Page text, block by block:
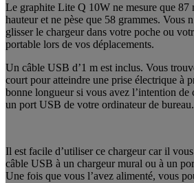
Le graphite Lite Q 10W ne mesure que 87
hauteur et ne pèse que 58 grammes. Vous
glisser le chargeur dans votre poche ou
portable lors de vos déplacements.
Un câble USB d’1 m est inclus. Vous
court pour atteindre une prise électrique à
bonne longueur si vous avez l’intention de
un port USB de votre ordinateur de bureau.
Il est facile d’utiliser ce chargeur car il
câble USB à un chargeur mural ou à un
Une fois que vous l’avez alimenté, vous